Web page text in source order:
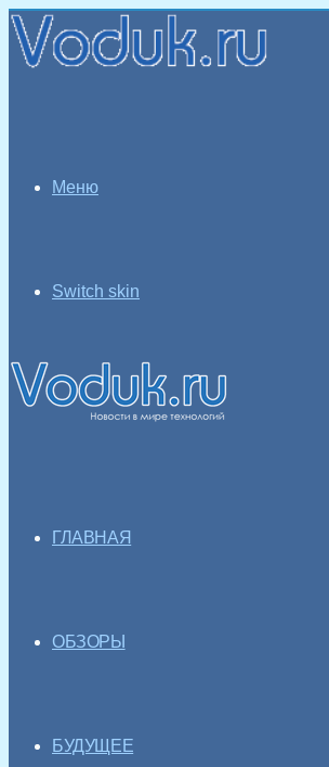
Меню
Switch skin
ГЛАВНАЯ
ОБЗОРЫ
БУДУЩЕЕ